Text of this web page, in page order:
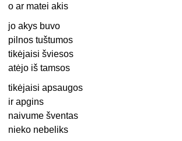
o ar matei akis
jo akys buvo
pilnos tuštumos
tikėjaisi šviesos
atėjo iš tamsos
tikėjaisi apsaugos
ir apgins
naivume šventas
nieko nebeliks